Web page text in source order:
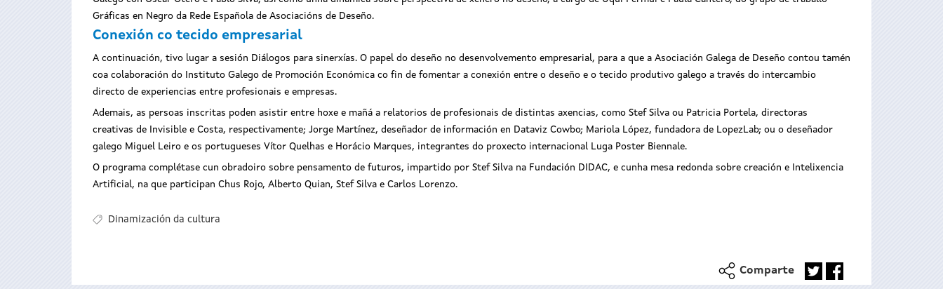
Gráficas en Negro da Rede Española de Asociacións de Deseño.
Conexión co tecido empresarial
A continuación, tivo lugar a sesión Diálogos para sinerxías. O papel do deseño no desenvolvemento empresarial, para a que a Asociación Galega de Deseño contou tamén
coa colaboración do Instituto Galego de Promoción Económica co fin de fomentar a conexión entre o deseño e o tecido produtivo galego a través do intercambio
directo de experiencias entre profesionais e empresas.
Ademais, as persoas inscritas poden asistir entre hoxe e mañá a relatorios de profesionais de distintas axencias, como Stef Silva ou Patricia Portela, directoras
creativas de Invisible e Costa, respectivamente; Jorge Martínez, deseñador de información en Dataviz Cowbo; Mariola López, fundadora de LopezLab; ou o deseñador
galego Miguel Leiro e os portugueses Vítor Quelhas e Horácio Marques, integrantes do proxecto internacional Luga Poster Biennale.
O programa complétase cun obradoiro sobre pensamento de futuros, impartido por Stef Silva na Fundación DIDAC, e cunha mesa redonda sobre creación e Intelixencia
Artificial, na que participan Chus Rojo, Alberto Quian, Stef Silva e Carlos Lorenzo.
Dinamización da cultura
Comparte